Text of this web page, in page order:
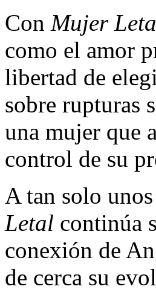
Con Mujer
como el amor
libertad de
sobre rupturas
una mujer que
control de su
A tan solo
Letal continúa
conexión de
de cerca su